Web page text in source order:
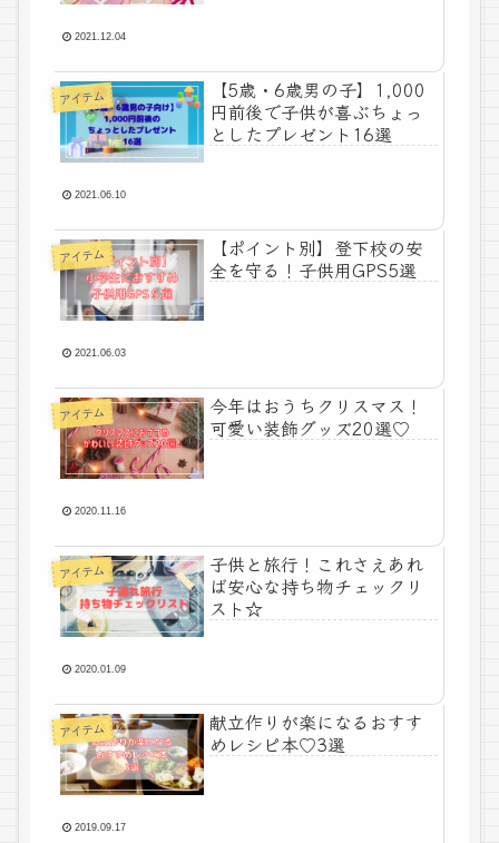
2021.12.04
アイテム
【5歳・6歳男の子】1,000
円前後で子供が喜ぶちょっ
としたプレゼント16選
2021.06.10
アイテム
【ポイント別】登下校の安
全を守る！子供用GPS5選
2021.06.03
アイテム
今年はおうちクリスマス！
可愛い装飾グッズ20選♡
2020.11.16
アイテム
子供と旅行！これさえあれ
ば安心な持ち物チェックリ
スト☆
2020.01.09
アイテム
献立作りが楽になるおすす
めレシピ本♡3選
2019.09.17